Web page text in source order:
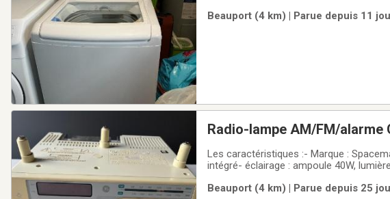
Beauport (4 km) | Parue depuis 11
Radio-lampe AM/FM/alarme
Les caractéristiques :- Marque :
intégré- éclairage : ampoule 40W,
horloge avec affichage numérique,
Beauport (4 km) | Parue depuis 25